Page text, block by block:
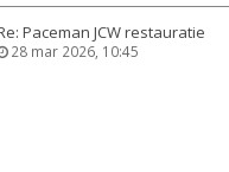
Paceman JCW restauratie
28 mar 2026, 10:45